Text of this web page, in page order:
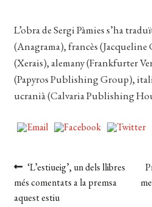
L’obra de Sergi Pàmies s’ha
(Anagrama), francès
(Xerais), alemany (Frankfurter
(Papyros Publishing Group),
ucranià (Calvaria Publishing
Navegació
d'entrades
Entrada
anterior:
‘L’estiueig’, un dels llibres
més comentats a la premsa
aquest estiu